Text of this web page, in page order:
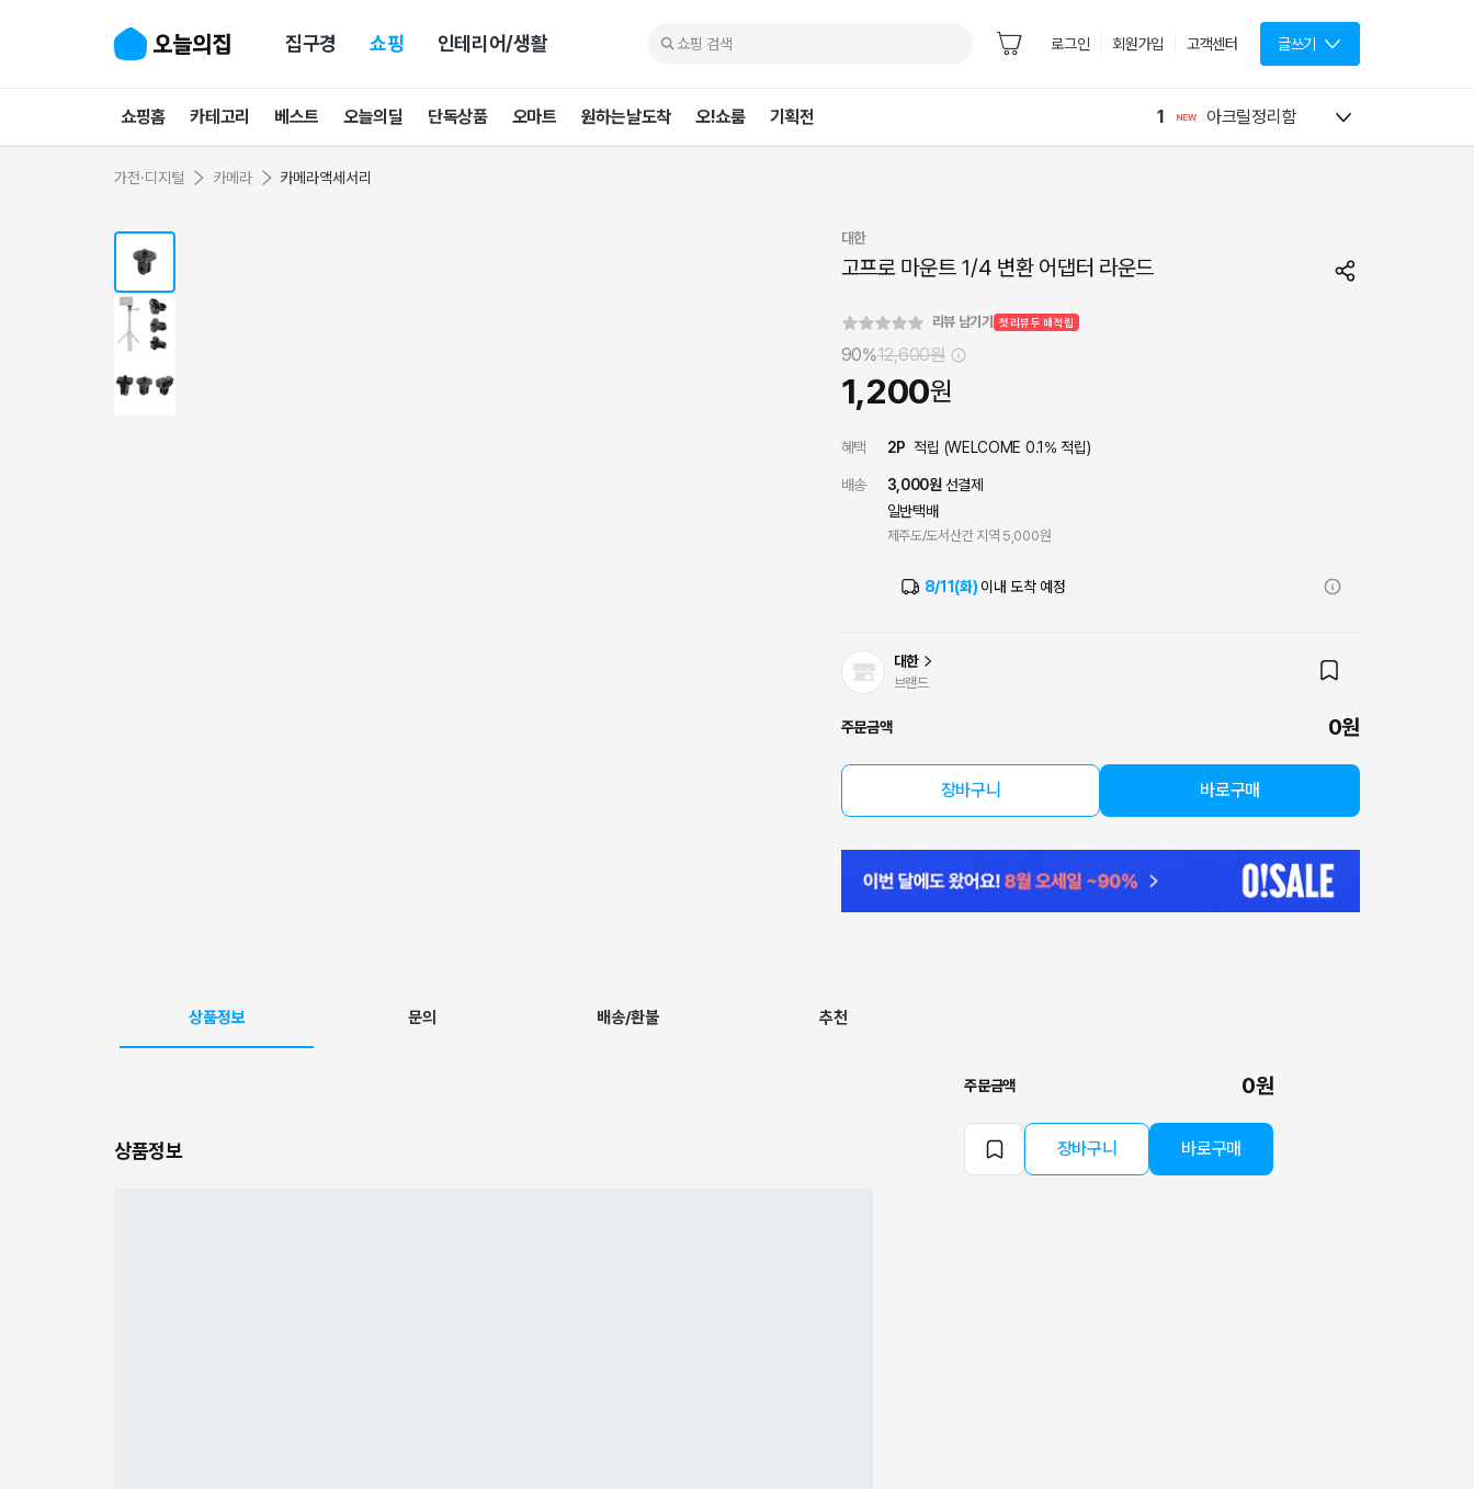
집구경 쇼핑 인테리어/생활 로그인 회원가입 고객센터 글쓰기
쇼핑홈 카테고리 베스트 오늘의딜 단독상품 오마트 원하는날도착 오!쇼룸 기획전 1 아크릴정리함
가전·디지털 카메라 카메라액세서리
대한
고프로 마운트 1/4 변환 어댑터 라운드
리뷰 남기기 첫 리뷰 두 배 적립
90%12,600원
1,200원
혜택 2P 적립 (WELCOME 0.1% 적립)
배송 3,000원 선결제
일반택배
제주도/도서산간 지역 5,000원
8/11(화) 이내 도착 예정
대한
브랜드
주문금액 0원
장바구니 바로구매
상품정보 문의 배송/환불 추천
상품정보
주문금액 0원
장바구니 바로구매